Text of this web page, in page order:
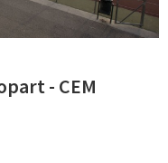
- CEM